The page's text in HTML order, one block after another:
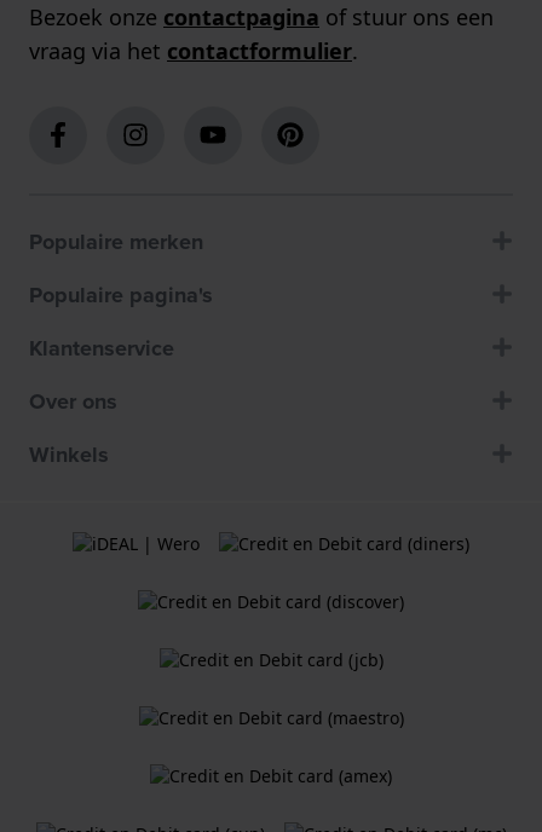
Bezoek onze contactpagina of stuur ons een
vraag via het contactformulier.
Populaire merken
Populaire pagina's
Klantenservice
Over ons
Winkels